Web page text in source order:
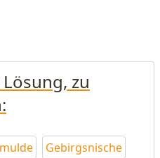
zu
Gebirgsnische